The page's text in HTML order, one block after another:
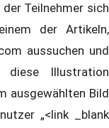
Teilnehmer sich
der Artikeln,
aussuchen und
Illustration
ausgewählten Bild
„<link _blank